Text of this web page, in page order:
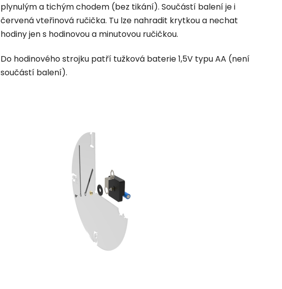
plynulým a tichým chodem (bez tikání). Součástí balení je i
červená vteřinová ručička. Tu lze nahradit krytkou a nechat
hodiny jen s hodinovou a minutovou ručičkou.
Do hodinového strojku patří tužková baterie 1,5V typu AA (není
součástí balení).